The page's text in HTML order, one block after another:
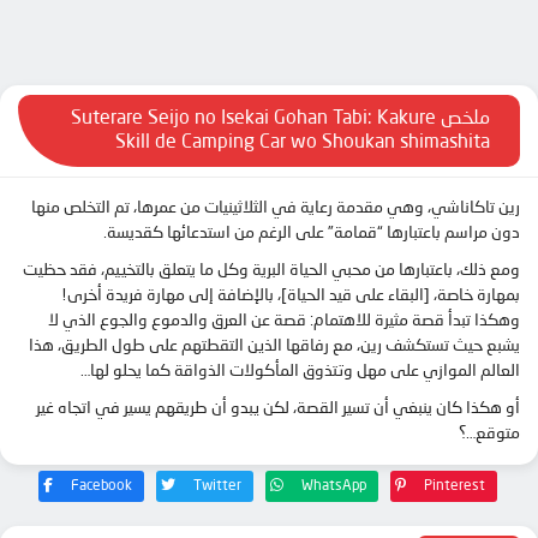
ملخص Suterare Seijo no Isekai Gohan Tabi: Kakure
Skill de Camping Car wo Shoukan shimashita
رين تاكاناشي، وهي مقدمة رعاية في الثلاثينيات من عمرها، تم التخلص منها
دون مراسم باعتبارها “قمامة” على الرغم من استدعائها كقديسة.
ومع ذلك، باعتبارها من محبي الحياة البرية وكل ما يتعلق بالتخييم، فقد حظيت
بمهارة خاصة، [البقاء على قيد الحياة]، بالإضافة إلى مهارة فريدة أخرى!
وهكذا تبدأ قصة مثيرة للاهتمام: قصة عن العرق والدموع والجوع الذي لا
يشبع حيث تستكشف رين، مع رفاقها الذين التقطتهم على طول الطريق، هذا
العالم الموازي على مهل وتتذوق المأكولات الذواقة كما يحلو لها…
أو هكذا كان ينبغي أن تسير القصة، لكن يبدو أن طريقهم يسير في اتجاه غير
متوقع…؟
Facebook Twitter WhatsApp Pinterest